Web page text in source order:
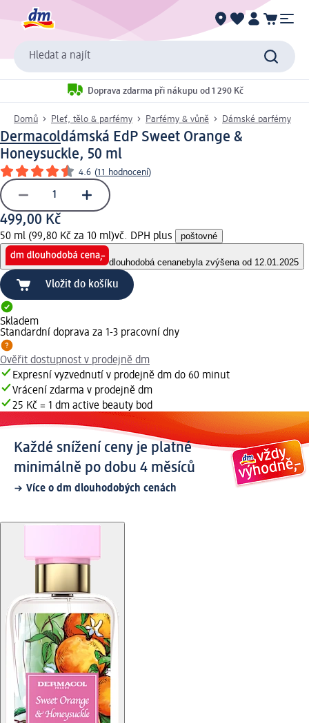
Hledat a najít
Doprava zdarma při nákupu od 1 290 Kč
Domů Pleť, tělo & parfémy Parfémy & vůně Dámské parfémy
Dermacoldámská EdP Sweet Orange &
Honeysuckle, 50 ml
4.6 (11 hodnocení)
499,00 Kč
50 ml (99,80 Kč za 10 ml)vč. DPH plus poštovné
dlouhodobá cenanebyla zvýšena od 12.01.2025
Vložit do košíku
Skladem
Standardní doprava za 1-3 pracovní dny
Ověřit dostupnost v prodejně dm
Expresní vyzvednutí v prodejně dm do 60 minut
Vrácení zdarma v prodejně dm
25 Kč = 1 dm active beauty bod
Každé snížení ceny je platné
minimálně po dobu 4 měsíců
Více o dm dlouhodobých cenách